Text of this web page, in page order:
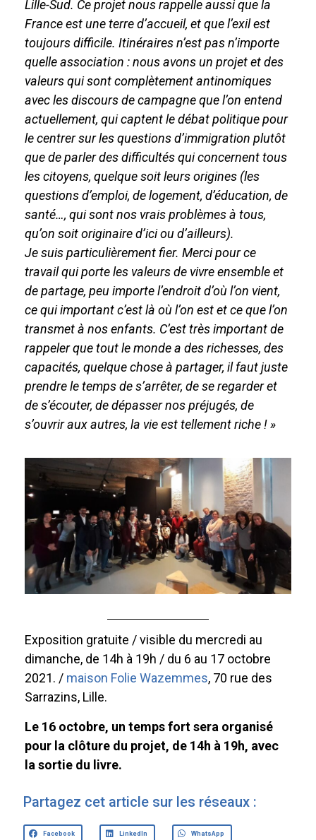
Lille-Sud. Ce projet nous rappelle aussi que la
France est une terre d’accueil, et que l’exil est
toujours difficile. Itinéraires n’est pas n’importe
quelle association : nous avons un projet et des
valeurs qui sont complètement antinomiques
avec les discours de campagne que l’on entend
actuellement, qui captent le débat politique pour
le centrer sur les questions d’immigration plutôt
que de parler des difficultés qui concernent tous
les citoyens, quelque soit leurs origines (les
questions d’emploi, de logement, d’éducation, de
santé…, qui sont nos vrais problèmes à tous,
qu’on soit originaire d’ici ou d’ailleurs).
Je suis particulièrement fier. Merci pour ce
travail qui porte les valeurs de vivre ensemble et
de partage, peu importe l’endroit d’où l’on vient,
ce qui important c’est là où l’on est et ce que l’on
transmet à nos enfants. C’est très important de
rappeler que tout le monde a des richesses, des
capacités, quelque chose à partager, il faut juste
prendre le temps de s’arrêter, de se regarder et
de s’écouter, de dépasser nos préjugés, de
s’ouvrir aux autres, la vie est tellement riche ! »
Exposition gratuite / visible du mercredi au
dimanche, de 14h à 19h / du 6 au 17 octobre
2021. / maison Folie Wazemmes, 70 rue des
Sarrazins, Lille.
Le 16 octobre, un temps fort sera organisé
pour la clôture du projet, de 14h à 19h, avec
la sortie du livre.
Partagez cet article sur les réseaux :
Facebook LinkedIn WhatsApp